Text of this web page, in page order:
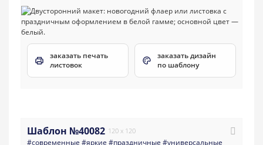
заказать печать
листовок
заказать дизайн
по шаблону
Шаблон №40082 120 x 120
#современные #яркие #праздничные #универсальные